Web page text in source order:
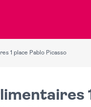
1 place Pablo Picasso